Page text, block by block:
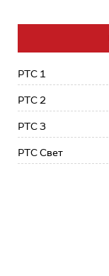
РТС 1
РТС 2
РТС 3
РТС Свет